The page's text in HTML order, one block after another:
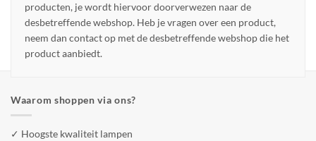
producten, je wordt hiervoor doorverwezen naar de
desbetreffende webshop. Heb je vragen over een product,
neem dan contact op met de desbetreffende webshop die het
product aanbiedt.
Waarom shoppen via ons?
✓ Hoogste kwaliteit lampen